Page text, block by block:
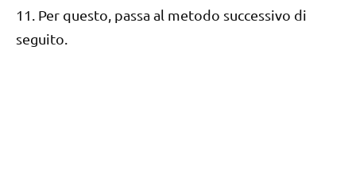
11. Per questo, passa al metodo successivo di
seguito.